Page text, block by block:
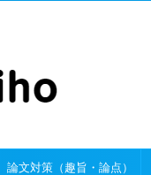
論文対策（趣旨・論点）